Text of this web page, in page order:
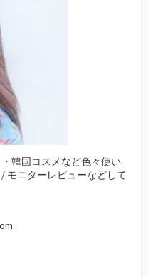
韓国コスメなど色々使い
モニターレビューなどして